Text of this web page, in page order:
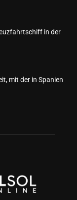
in der
mit der in Spanien